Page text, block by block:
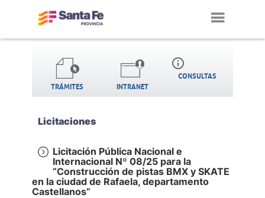
TRÁMITES INTRANET
info_outline
CONSULTAS
Licitaciones
Licitación Pública Nacional e
Internacional Nº 08/25 para la
“Construcción de pistas BMX y SKATE
en la ciudad de Rafaela, departamento
Castellanos”